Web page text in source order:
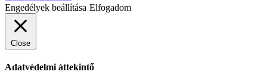
Engedélyek beállítása Elfogadom
Close
Adatvédelmi áttekintő